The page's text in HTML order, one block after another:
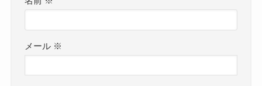
メール ※